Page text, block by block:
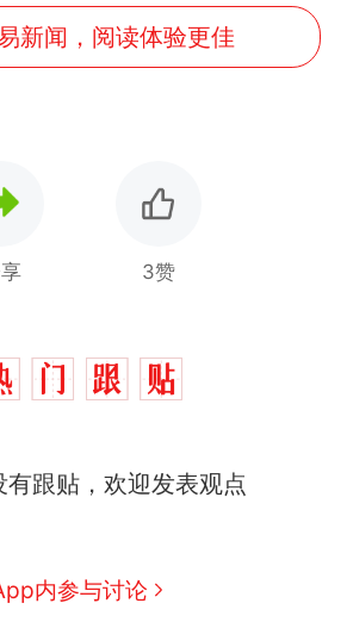
新闻，阅读体验更佳
3赞
有跟贴，欢迎发表观点
内参与讨论
老师一句“跟我回家”改写了
了……
多万人报名的考试，成绩全
部作废，公平么？